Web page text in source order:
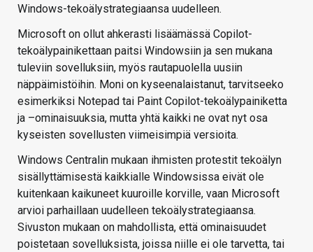
Windows-tekoälystrategiaansa uudelleen.
Microsoft on ollut ahkerasti lisäämässä Copilot-
tekoälypainikettaan paitsi Windowsiin ja sen mukana
tuleviin sovelluksiin, myös rautapuolella uusiin
näppäimistöihin. Moni on kyseenalaistanut, tarvitseeko
esimerkiksi Notepad tai Paint Copilot-tekoälypainiketta
ja –ominaisuuksia, mutta yhtä kaikki ne ovat nyt osa
kyseisten sovellusten viimeisimpiä versioita.
Windows Centralin mukaan ihmisten protestit tekoälyn
sisällyttämisestä kaikkialle Windowsissa eivät ole
kuitenkaan kaikuneet kuuroille korville, vaan Microsoft
arvioi parhaillaan uudelleen tekoälystrategiaansa.
Sivuston mukaan on mahdollista, että ominaisuudet
poistetaan sovelluksista, joissa niille ei ole tarvetta, tai